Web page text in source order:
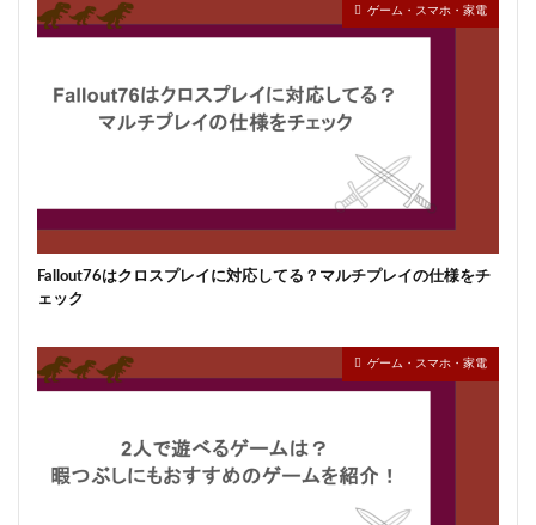
ゲーム・スマホ・家電
Fallout76はクロスプレイに対応してる？マルチプレイの仕様をチ
ェック
ゲーム・スマホ・家電